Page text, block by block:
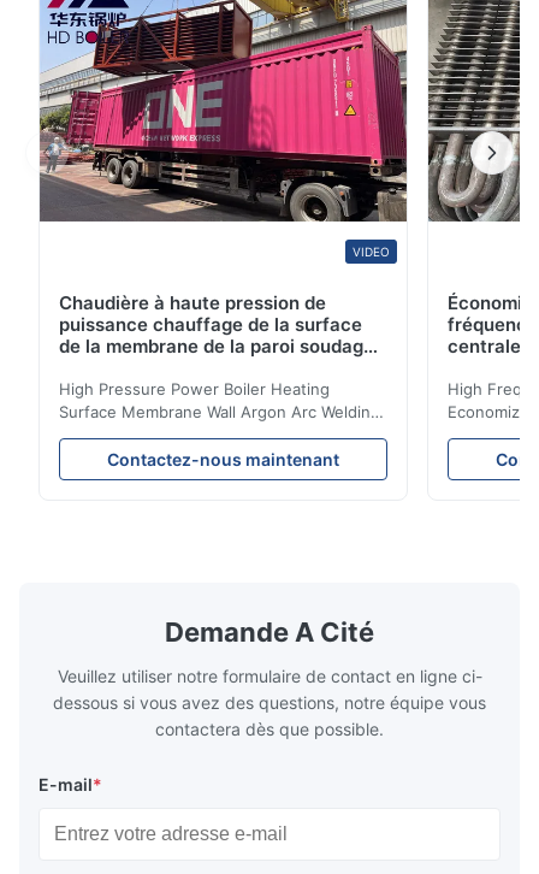
VIDEO
Chaudière à haute pression de
puissance chauffage de la surface
de la membrane de la paroi soudage
biomasse
High Pressure Power Boiler Heating
Surface Membrane Wall Argon Arc Welding
For Biomass Boiler Product Introduction
Water wall panels with pins usually laid
vertically on the inner wall of the furnace
the basic component of boiler water
circulation loop.Because of both cooling
Contactez-nous maintenant
centrale
High
Product
is a
industrial
Demande A Cité
Veuillez utiliser notre formulaire de contact en ligne ci-
dessous si vous avez des questions, notre équipe vous
contactera dès que possible.
E-mail*